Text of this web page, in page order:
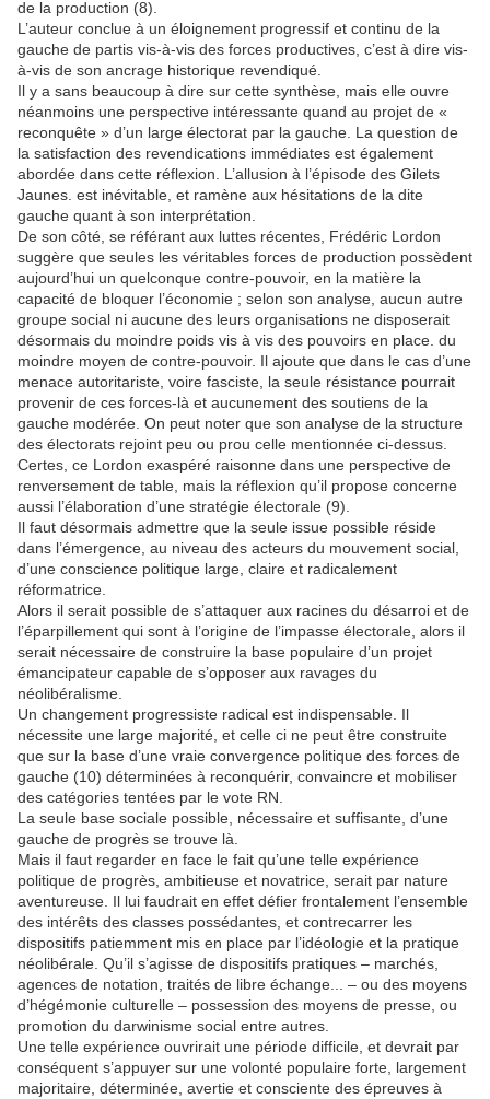
de la production (8).
L’auteur conclue à un éloignement progressif et continu de la
gauche de partis vis-à-vis des forces productives, c’est à dire vis-
à-vis de son ancrage historique revendiqué.
Il y a sans beaucoup à dire sur cette synthèse, mais elle ouvre
néanmoins une perspective intéressante quand au projet de «
reconquête » d’un large électorat par la gauche. La question de
la satisfaction des revendications immédiates est également
abordée dans cette réflexion. L’allusion à l’épisode des Gilets
Jaunes. est inévitable, et ramène aux hésitations de la dite
gauche quant à son interprétation.
De son côté, se référant aux luttes récentes, Frédéric Lordon
suggère que seules les véritables forces de production possèdent
aujourd’hui un quelconque contre-pouvoir, en la matière la
capacité de bloquer l’économie ; selon son analyse, aucun autre
groupe social ni aucune des leurs organisations ne disposerait
désormais du moindre poids vis à vis des pouvoirs en place. du
moindre moyen de contre-pouvoir. Il ajoute que dans le cas d’une
menace autoritariste, voire fasciste, la seule résistance pourrait
provenir de ces forces-là et aucunement des soutiens de la
gauche modérée. On peut noter que son analyse de la structure
des électorats rejoint peu ou prou celle mentionnée ci-dessus.
Certes, ce Lordon exaspéré raisonne dans une perspective de
renversement de table, mais la réflexion qu’il propose concerne
aussi l’élaboration d’une stratégie électorale (9).
Il faut désormais admettre que la seule issue possible réside
dans l’émergence, au niveau des acteurs du mouvement social,
d’une conscience politique large, claire et radicalement
réformatrice.
Alors il serait possible de s’attaquer aux racines du désarroi et de
l’éparpillement qui sont à l’origine de l’impasse électorale, alors il
serait nécessaire de construire la base populaire d’un projet
émancipateur capable de s’opposer aux ravages du
néolibéralisme.
Un changement progressiste radical est indispensable. Il
nécessite une large majorité, et celle ci ne peut être construite
que sur la base d’une vraie convergence politique des forces de
gauche (10) déterminées à reconquérir, convaincre et mobiliser
des catégories tentées par le vote RN.
La seule base sociale possible, nécessaire et suffisante, d’une
gauche de progrès se trouve là.
Mais il faut regarder en face le fait qu’une telle expérience
politique de progrès, ambitieuse et novatrice, serait par nature
aventureuse. Il lui faudrait en effet défier frontalement l’ensemble
des intérêts des classes possédantes, et contrecarrer les
dispositifs patiemment mis en place par l’idéologie et la pratique
néolibérale. Qu’il s’agisse de dispositifs pratiques – marchés,
agences de notation, traités de libre échange... – ou des moyens
d’hégémonie culturelle – possession des moyens de presse, ou
promotion du darwinisme social entre autres.
Une telle expérience ouvrirait une période difficile, et devrait par
conséquent s’appuyer sur une volonté populaire forte, largement
majoritaire, déterminée, avertie et consciente des épreuves à